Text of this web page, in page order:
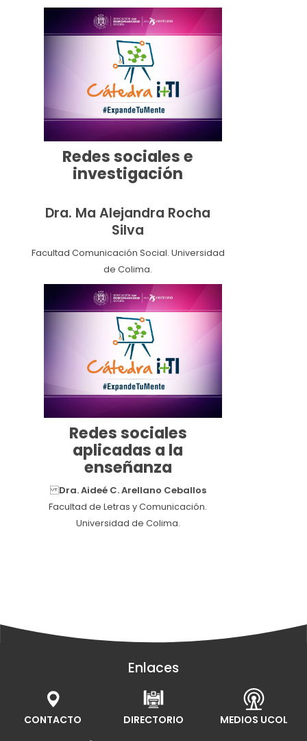
Redes sociales e
investigación
Dra. Ma Alejandra Rocha
Silva
Facultad Comunicación Social. Universidad
de Colima.
Redes sociales
aplicadas a la
enseñanza
Dra. Aideé C. Arellano Ceballos
Facultad de Letras y Comunicación.
Universidad de Colima.
Enlaces
CONTACTO DIRECTORIO MEDIOS UCOL